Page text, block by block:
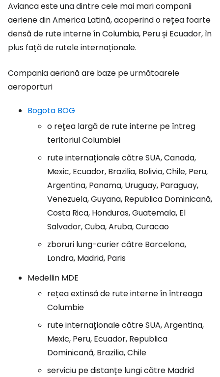
Avianca este una dintre cele mai mari companii
aeriene din America Latină, acoperind o rețea foarte
densă de rute interne în Columbia, Peru și Ecuador, în
plus față de rutele internaționale.
Compania aeriană are baze pe următoarele
aeroporturi
Bogota BOG
o rețea largă de rute interne pe întreg
teritoriul Columbiei
rute internaționale către SUA, Canada,
Mexic, Ecuador, Brazilia, Bolivia, Chile, Peru,
Argentina, Panama, Uruguay, Paraguay,
Venezuela, Guyana, Republica Dominicană,
Costa Rica, Honduras, Guatemala, El
Salvador, Cuba, Aruba, Curacao
zboruri lung-curier către Barcelona,
Londra, Madrid, Paris
Medellin MDE
rețea extinsă de rute interne în întreaga
Columbie
rute internaționale către SUA, Argentina,
Mexic, Peru, Ecuador, Republica
Dominicană, Brazilia, Chile
serviciu pe distanțe lungi către Madrid